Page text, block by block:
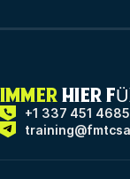
IMMER HIER
+1 337 451 4685